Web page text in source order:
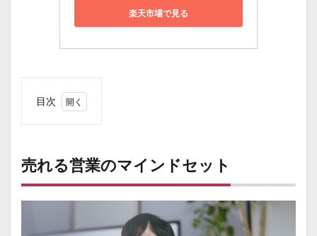
楽天市場で見る
目次
業の
マイ
ンド
1.1
売れる営業のマインドセット